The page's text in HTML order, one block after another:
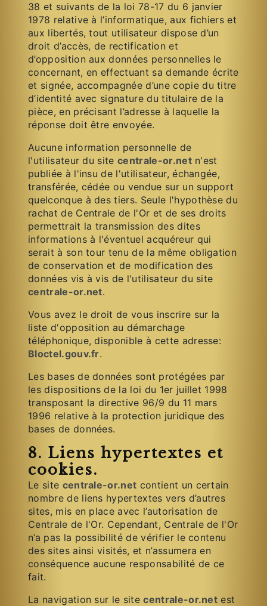
38 et suivants de la loi 78-17 du 6 janvier
1978 relative à l’informatique, aux fichiers et
aux libertés, tout utilisateur dispose d’un
droit d’accès, de rectification et
d’opposition aux données personnelles le
concernant, en effectuant sa demande écrite
et signée, accompagnée d’une copie du titre
d’identité avec signature du titulaire de la
pièce, en précisant l’adresse à laquelle la
réponse doit être envoyée.
Aucune information personnelle de
l'utilisateur du sitecentrale-or.netn'est
publiée à l'insu de l'utilisateur, échangée,
transférée, cédée ou vendue sur un support
quelconque à des tiers. Seule l'hypothèse du
rachat de Centrale de l'Or et de ses droits
permettrait la transmission des dites
informations à l'éventuel acquéreur qui
serait à son tour tenu de la même obligation
de conservation et de modification des
données vis à vis de l'utilisateur du site
centrale-or.net.
Vous avez le droit de vous inscrire sur la
liste d'opposition au démarchage
téléphonique, disponible à cette adresse:
Bloctel.gouv.fr.
Les bases de données sont protégées par
les dispositions de la loi du 1er juillet 1998
transposant la directive 96/9 du 11 mars
1996 relative à la protection juridique des
bases de données.
8. Liens hypertextes et
cookies.
Le site centrale-or.net contient un certain
nombre de liens hypertextes vers d’autres
sites, mis en place avec l’autorisation de
Centrale de l'Or. Cependant, Centrale de l'Or
n’a pas la possibilité de vérifier le contenu
des sites ainsi visités, et n’assumera en
conséquence aucune responsabilité de ce
fait.
La navigation sur le sitecentrale-or.net est